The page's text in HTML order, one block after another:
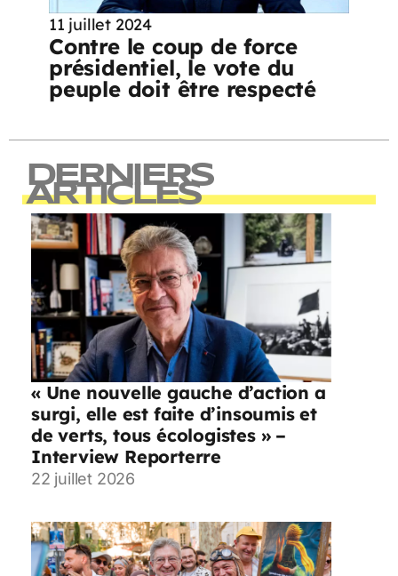
11 juillet 2024
Contre le coup de force
présidentiel, le vote du
peuple doit être respecté
DERNIERS
ARTICLES
« Une nouvelle gauche d’action a
surgi, elle est faite d’insoumis et
de verts, tous écologistes » –
Interview Reporterre
22 juillet 2026